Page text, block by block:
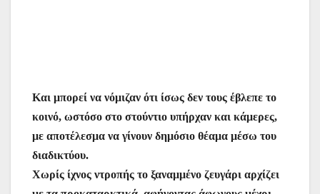
Και μπορεί να νόμιζαν ότι ίσως δεν τους έβλεπε το
κοινό, ωστόσο στο στούντιο υπήρχαν και κάμερες,
με αποτέλεσμα να γίνουν δημόσιο θέαμα μέσω του
διαδικτύου.
Χωρίς ίχνος ντροπής το ξαναμμένο ζευγάρι αρχίζει